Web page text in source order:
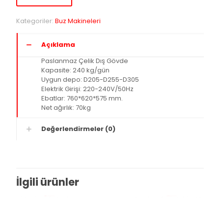
Kategoriler: Buz Makineleri
Açıklama
Paslanmaz Çelik Dış Gövde
Kapasite: 240 kg/gün
Uygun depo: D205-D255-D305
Elektrik Girişi: 220-240V/50Hz
Ebatlar: 760*620*575 mm.
Net ağırlık: 70kg
Değerlendirmeler (0)
İlgili ürünler